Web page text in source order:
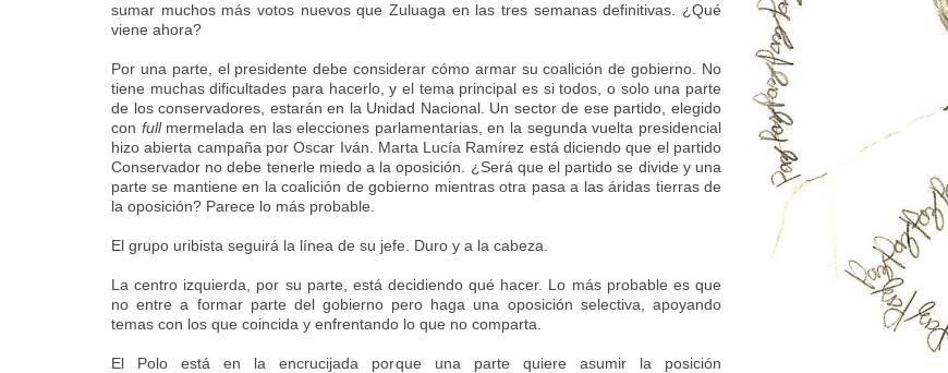
sumar muchos más votos nuevos que Zuluaga en las tres semanas definitivas. ¿Qué
viene ahora?
Por una parte, el presidente debe considerar cómo armar su coalición de gobierno. No
tiene muchas dificultades para hacerlo, y el tema principal es si todos, o solo una parte
de los conservadores, estarán en la Unidad Nacional. Un sector de ese partido, elegido
con full mermelada en las elecciones parlamentarias, en la segunda vuelta presidencial
hizo abierta campaña por Oscar Iván. Marta Lucía Ramírez está diciendo que el partido
Conservador no debe tenerle miedo a la oposición. ¿Será que el partido se divide y una
parte se mantiene en la coalición de gobierno mientras otra pasa a las áridas tierras de
la oposición? Parece lo más probable.
El grupo uribista seguirá la línea de su jefe. Duro y a la cabeza.
La centro izquierda, por su parte, está decidiendo qué hacer. Lo más probable es que
no entre a formar parte del gobierno pero haga una oposición selectiva, apoyando
temas con los que coincida y enfrentando lo que no comparta.
El Polo está en la encrucijada porque una parte quiere asumir la posición